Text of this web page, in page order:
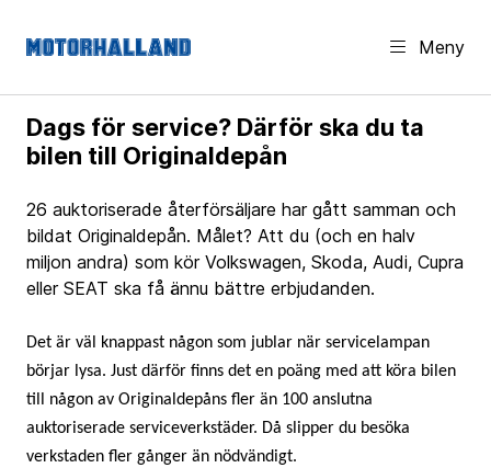
Meny
Dags för service? Därför ska du ta
bilen till Originaldepån
26 auktoriserade återförsäljare har gått samman och
bildat Originaldepån. Målet? Att du (och en halv
miljon andra) som kör Volkswagen, Skoda, Audi, Cupra
eller SEAT ska få ännu bättre erbjudanden.
Det är väl knappast någon som jublar när servicelampan
börjar lysa. Just därför finns det en poäng med att köra bilen
till någon av Originaldepåns fler än 100 anslutna
auktoriserade serviceverkstäder. Då slipper du besöka
verkstaden fler gånger än nödvändigt.